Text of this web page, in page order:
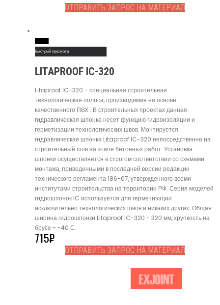
ОТПРАВИТЬ ЗАПРОС НА МАТЕРИАЛ
Быстрый просмотр
LITAPROOF IC-320
Litaproof IC-320 - специальная строительная
технологическая полоса, производимая на основе
качественного ПВХ . В строительных проектах данная
гидравлическая шпонка несет функцию гидроизоляции и
герметизации технологических швов. Монтируется
гидравлическая шпонка Litaproof IC-320 непосредственно на
строительный шов на этапе бетонных работ. Установка
шпонки осуществляется в строгом соответствии со схемами
монтажа, приведенными в последней версии редакции
технического регламента 186-07, утвержденного всеми
институтами строительства на территории РФ. Серия моделей
гидрошпонок IC используется для герметизации
исключительно технологических швов и никаких других. Общая
ширина гидрошпонки Litaproof IC-320 - 320 мм, хрупкость на
брусе - -40 С.
715₽
ОТПРАВИТЬ ЗАПРОС НА МАТЕРИАЛ